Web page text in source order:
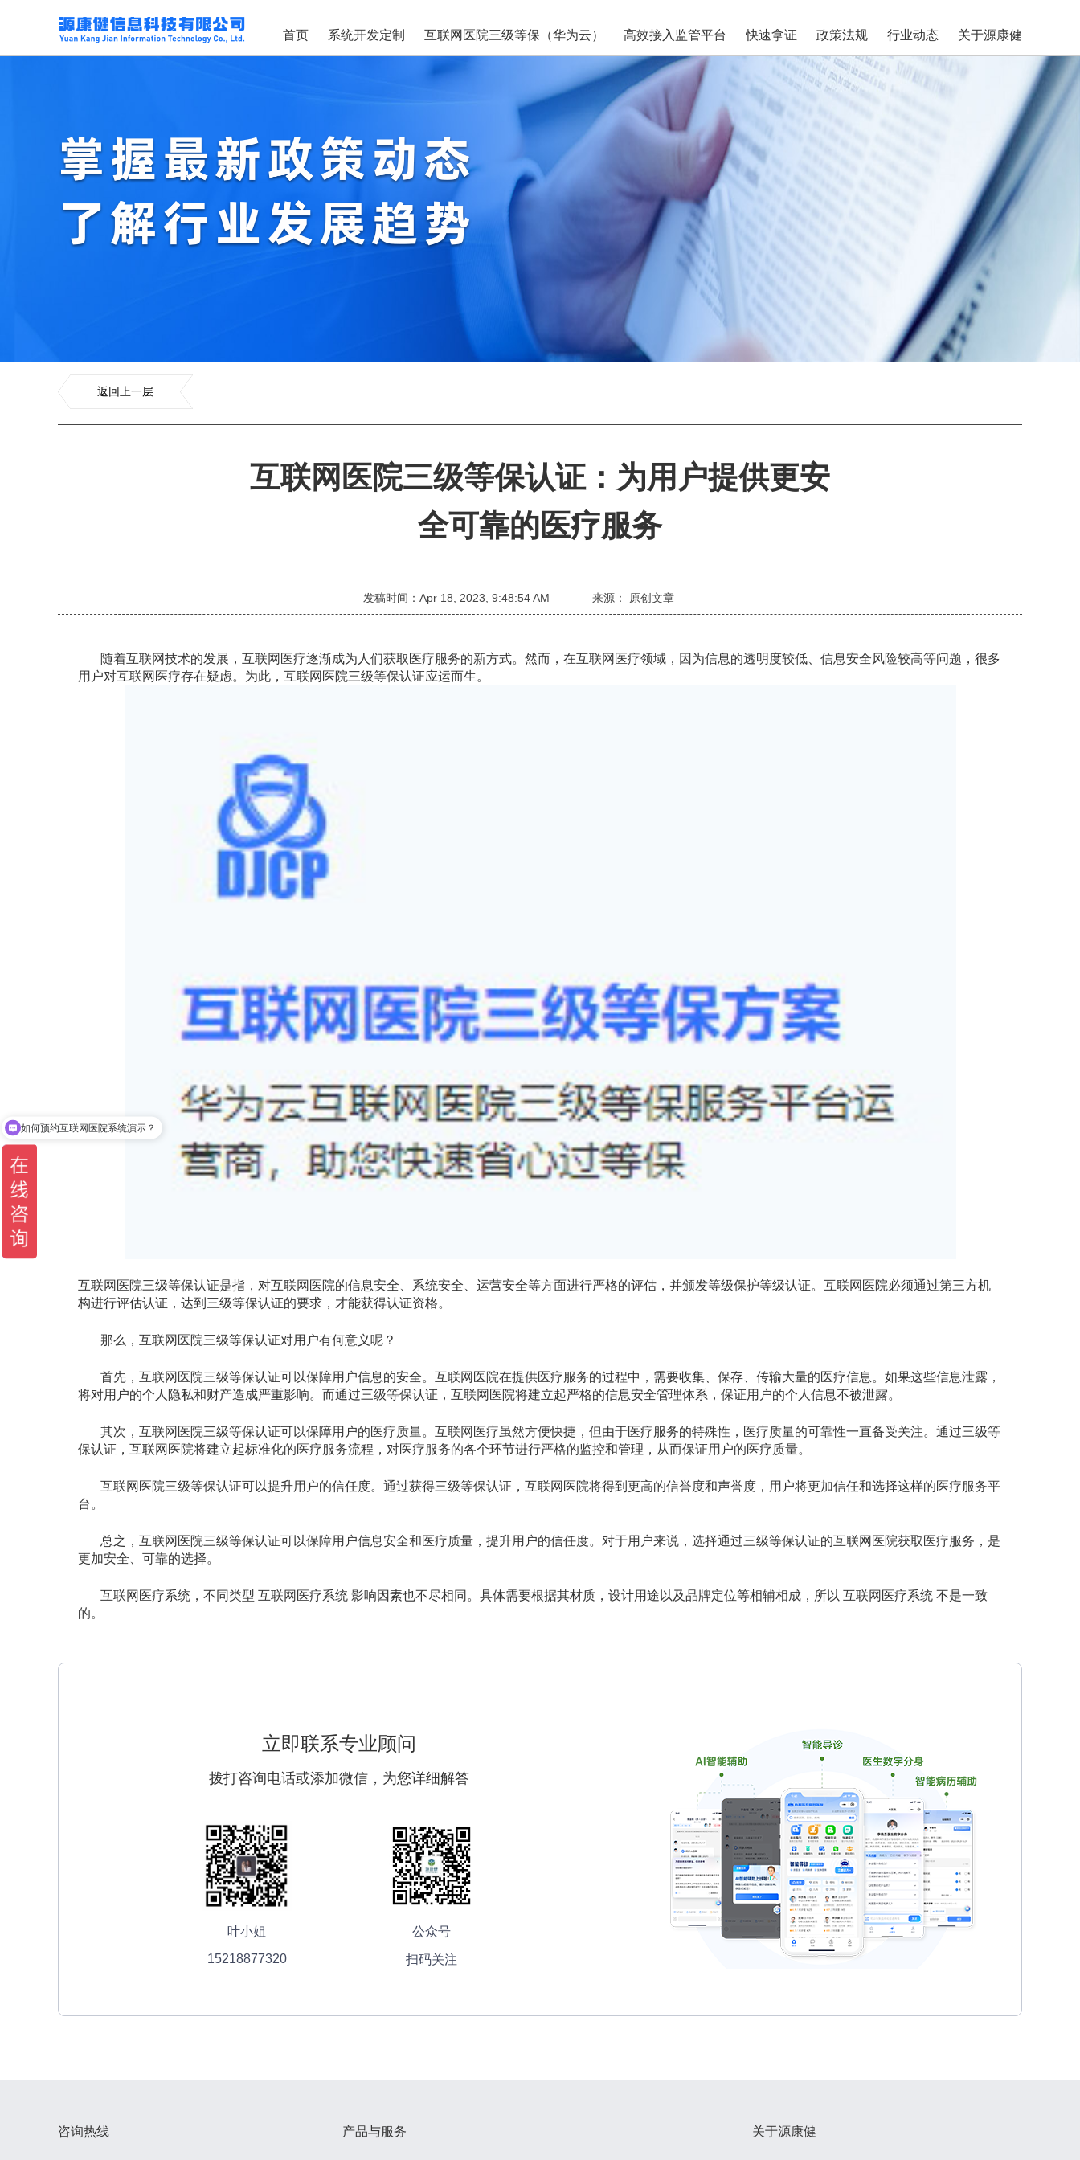
首页 系统开发定制 互联网医院三级等保（华为云） 高效接入监管平台 快速拿证 政策法规 行业动态 关于源康健
返回上一层
互联网医院三级等保认证：为用户提供更安
全可靠的医疗服务
发稿时间：Apr 18, 2023, 9:48:54 AM 来源： 原创文章
随着互联网技术的发展，互联网医疗逐渐成为人们获取医疗服务的新方式。然而，在互联网医疗领域，因为信息的透明度较低、信息安全风险较高等问题，很多
用户对互联网医疗存在疑虑。为此， 互联网医院三级等保认证应运而生。
互联网医院三级等保认证是指，对互联网医院的信息安全、系统安全、运营安全等方面进行严格的评估，并颁发等级保护等级认证。互联网医院必须通过第三方机
构进行评估认证，达到三级等保认证的要求，才能获得认证资格。
那么，互联网医院三级等保认证对用户有何意义呢？
首先，互联网医院三级等保认证可以保障用户信息的安全。互联网医院在提供医疗服务的过程中，需要收集、保存、传输大量的医疗信息。如果这些信息泄露，
将对用户的个人隐私和财产造成严重影响。而通过三级等保认证，互联网医院将建立起严格的信息安全管理体系，保证用户的个人信息不被泄露。
其次，互联网医院三级等保认证可以保障用户的医疗质量。互联网医疗虽然方便快捷，但由于医疗服务的特殊性，医疗质量的可靠性一直备受关注。通过三级等
保认证，互联网医院将建立起标准化的医疗服务流程，对医疗服务的各个环节进行严格的监控和管理，从而保证用户的医疗质量。
互联网医院三级等保认证可以提升用户的信任度。通过获得三级等保认证，互联网医院将得到更高的信誉度和声誉度，用户将更加信任和选择这样的医疗服务平
台。
总之，互联网医院三级等保认证可以保障用户信息安全和医疗质量，提升用户的信任度。对于用户来说，选择通过三级等保认证的互联网医院获取医疗服务，是
更加安全、可靠的选择。
互联网医疗系统，不同类型 互联网医疗系统 影响因素也不尽相同。具体需要根据其材质，设计用途以及品牌定位等相辅相成，所以 互联网医疗系统 不是一致
的。
立即联系专业顾问
拨打咨询电话或添加微信，为您详细解答
叶小姐
15218877320
公众号
扫码关注
咨询热线 产品与服务 关于源康健
如何申办互联网医院？